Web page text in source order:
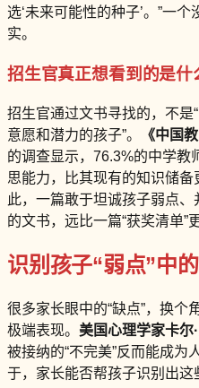
选‘未来可能性的种子’。”一
实。
招生官真正想看到的是什
招生官通过文书寻找的，不是
意愿和潜力的孩子”。
《中国
的调查显示，76.3%的中学教
思能力，比其现有的知识储
此，一篇敢于坦诚孩子弱点
的文书，远比一篇“获奖清单”
识别孩子“弱点”中
很多家长眼中的“缺点”，换个
极端表现。 美国心理学家卡尔
被接纳的“不完美”反而能成为
于，家长能否帮孩子识别出这